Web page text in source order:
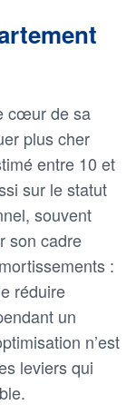
cœur de sa
plus cher
entre 10 et
sur le statut
souvent
son cadre
:
réduire
un
n’est
leviers qui